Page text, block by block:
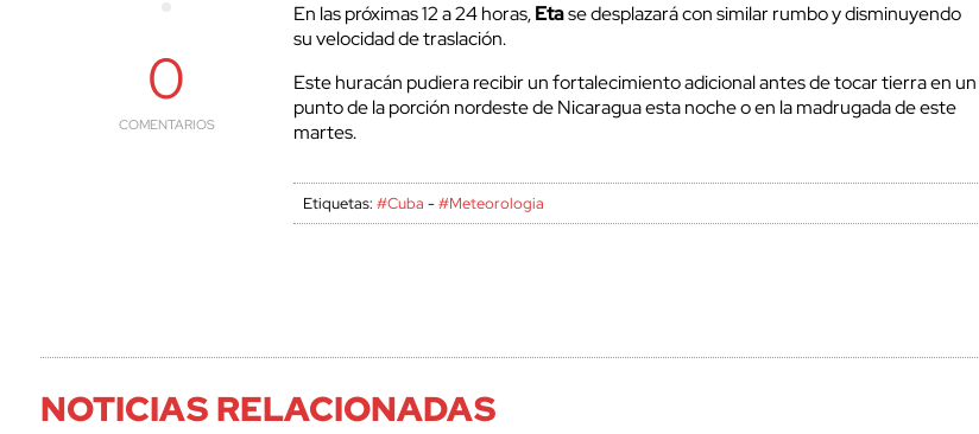
0
COMENTARIOS
En las próximas 12 a 24 horas,Etase desplazará con similar rumbo y disminuyendo
su velocidad de traslación.
Este huracán pudiera recibir un fortalecimiento adicional antes de tocar tierra en un
punto de la porción nordeste de Nicaragua esta noche o en la madrugada de este
martes.
Etiquetas:#Cuba -#Meteorologia
NOTICIAS RELACIONADAS